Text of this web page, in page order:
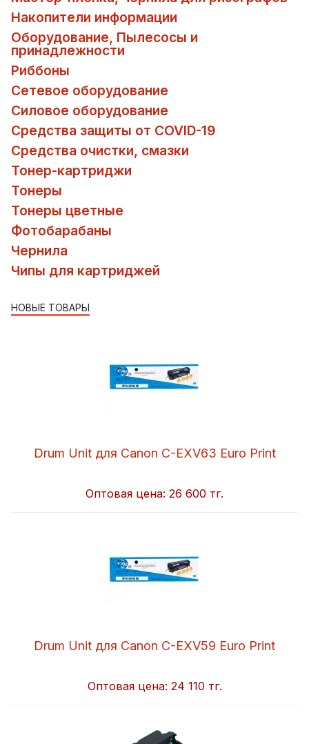
Накопители информации
Оборудование, Пылесосы и
принадлежности
Риббоны
Сетевое оборудование
Силовое оборудование
Средства защиты от COVID-19
Средства очистки, смазки
Тонер-картриджи
Тонеры
Тонеры цветные
Фотобарабаны
Чернила
Чипы для картриджей
НОВЫЕ ТОВАРЫ
Drum Unit для Canon C-EXV63 Euro Print
Оптовая цена: 26 600 тг.
Drum Unit для Canon C-EXV59 Euro Print
Оптовая цена: 24 110 тг.